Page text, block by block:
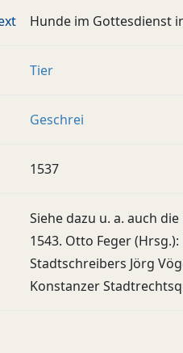
Hunde im Gottesdienst
Tier
Geschrei
1537
Siehe dazu u. a. auch
1543. Otto Feger
Stadtschreibers Jörg
Konstanzer